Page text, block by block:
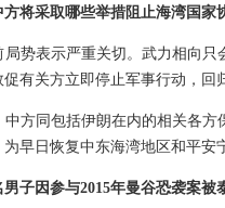
将采取哪些举措阻止海湾国家
势表示严重关切。武力相向
有关方立即停止军事行动，回
中方同包括伊朗在内的相关各
早日恢复中东海湾地区和平安
子因参与2015年曼谷恐袭案